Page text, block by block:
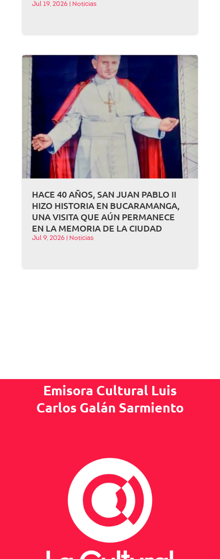
Jul 19, 2026 Noticias
HACE 40 AÑOS, SAN JUAN PABLO II
HIZO HISTORIA EN BUCARAMANGA,
UNA VISITA QUE AÚN PERMANECE
EN LA MEMORIA DE LA CIUDAD
Jul 9, 2026 Noticias
Emisora Cultural Luis
Carlos Galán Sarmiento